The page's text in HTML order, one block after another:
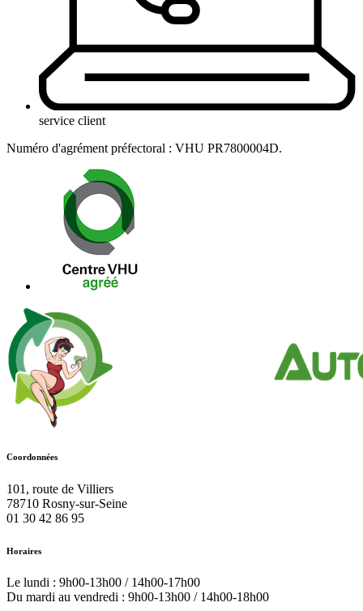
service client
Numéro d'agrément préfectoral : VHU PR7800004D.
Coordonnées
101, route de Villiers
78710 Rosny-sur-Seine
01 30 42 86 95
Horaires
Le lundi : 9h00-13h00 / 14h00-17h00
Du mardi au vendredi : 9h00-13h00 / 14h00-18h00